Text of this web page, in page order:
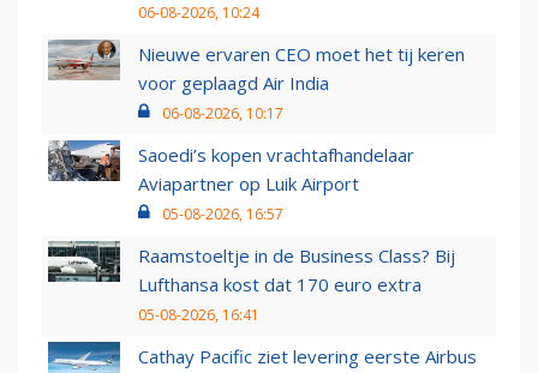
06-08-2026, 10:24
Nieuwe ervaren CEO moet het tij keren
voor geplaagd Air India
06-08-2026, 10:17
Saoedi’s kopen vrachtafhandelaar
Aviapartner op Luik Airport
05-08-2026, 16:57
Raamstoeltje in de Business Class? Bij
Lufthansa kost dat 170 euro extra
05-08-2026, 16:41
Cathay Pacific ziet levering eerste Airbus